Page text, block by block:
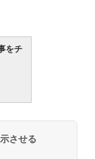
をチ
させる